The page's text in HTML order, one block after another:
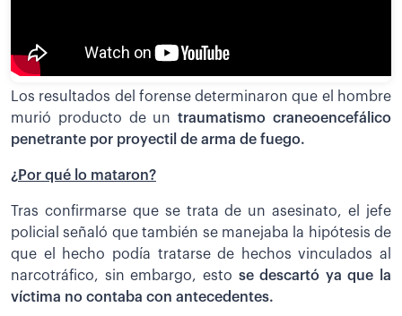
Los resultados del forense determinaron que el hombre
murió producto de untraumatismo craneoencefálico
penetrante por proyectil de arma de fuego.
¿Por qué lo mataron?
Tras confirmarse que se trata de un asesinato, el jefe
policial señaló que también se manejaba la hipótesis de
que el hecho podía tratarse de hechos vinculados al
narcotráfico, sin embargo, esto se descartó ya que la
víctima no contaba con antecedentes.